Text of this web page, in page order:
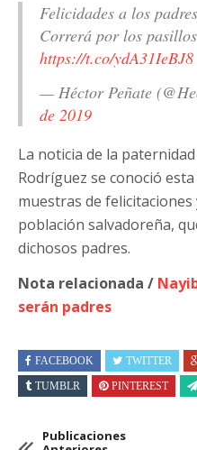
Felicidades a los
Correrá por los
https://t.co/ydA31IeBJ8
— Héctor Peñate
de 2019
La noticia de la
Rodríguez se conoció
muestras de
población salvadoreña,
dichosos padres.
Nota relacionada /
serán padres
FACEBOOK TWITTER
TUMBLR
PINTEREST
Publicaciones